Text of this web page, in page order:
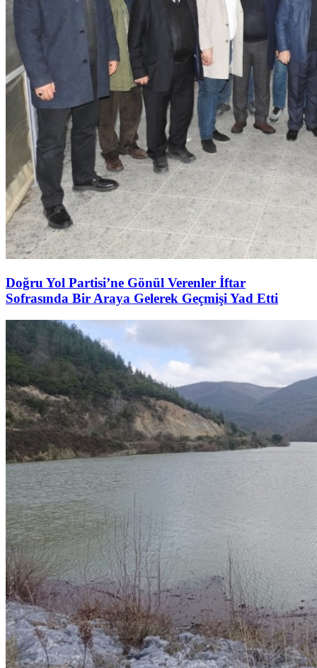
Doğru Yol Partisi’ne Gönül Verenler İftar
Sofrasında Bir Araya Gelerek Geçmişi Yad Etti